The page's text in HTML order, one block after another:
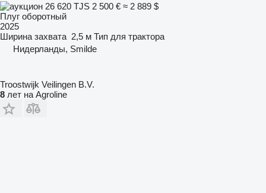
26 620 TJS 2 500 € ≈ 2 889 $
Плуг оборотный
2025
Ширина захвата 2,5 м Тип для трактора
Нидерланды, Smilde
Troostwijk Veilingen B.V.
8 лет на Agroline